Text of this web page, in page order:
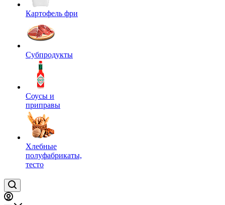
Картофель фри
Субпродукты
Соусы и
приправы
Хлебные
полуфабрикаты,
тесто